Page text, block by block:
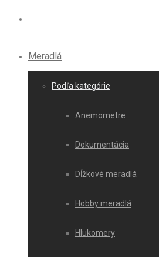
Meradlá
Podľa kategórie
Anemometre
Dokumentácia
Dĺžkové meradlá
Hobby meradlá
Hlukomery